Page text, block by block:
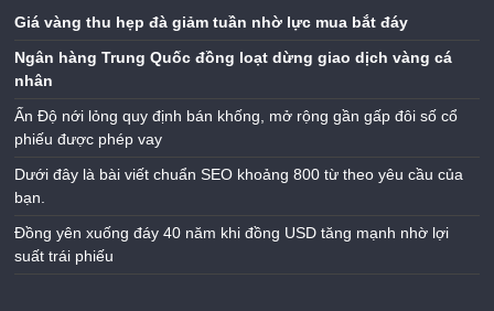
Giá vàng thu hẹp đà giảm tuần nhờ lực mua bắt đáy
Ngân hàng Trung Quốc đồng loạt dừng giao dịch vàng cá
nhân
Ấn Độ nới lỏng quy định bán khống, mở rộng gần gấp đôi số cổ
phiếu được phép vay
Dưới đây là bài viết chuẩn SEO khoảng 800 từ theo yêu cầu của
bạn.
Đồng yên xuống đáy 40 năm khi đồng USD tăng mạnh nhờ lợi
suất trái phiếu